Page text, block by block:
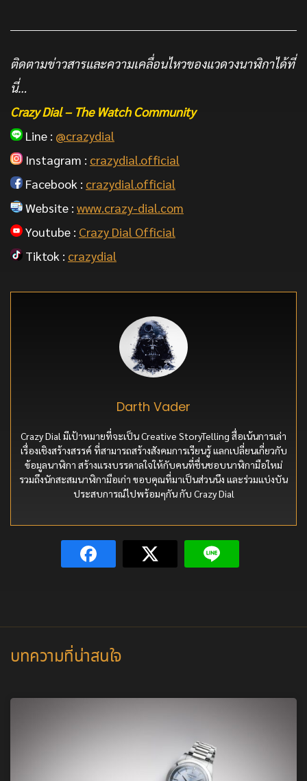
ติดตามข่าวสารและความเคลื่อนไหวของแวดวงนาฬิกาได้ที่
นี่…
Crazy Dial – The Watch Community
Line : @crazydial
Instagram : crazydial.official
Facebook : crazydial.official
Website : www.crazy-dial.com
Youtube : Crazy Dial Official
Tiktok : crazydial
Darth Vader
Crazy Dial มีเป้าหมายที่จะเป็น Creative StoryTelling สื่อเน้นการเล่า
เรื่องเชิงสร้างสรรค์ ที่สามารถสร้างสังคมการเรียนรู้ แลกเปลี่ยนเกี่ยวกับ
ข้อมูลนาฬิกา สร้างแรงบรรดาลใจให้กับคนที่ชื่นชอบนาฬิกามือใหม่
รวมถึงนักสะสมนาฬิกามือเก่า ขอบคุณที่มาเป็นส่วนนึง และร่วมแบ่งบัน
ประสบการณ์ไปพร้อมๆกัน กับ Crazy Dial
บทความที่น่าสนใจ